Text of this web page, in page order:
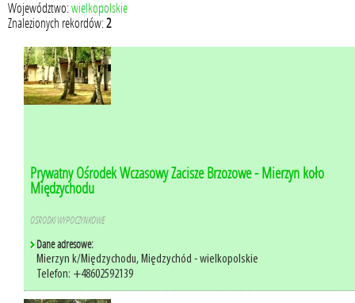
Województwo:wielkopolskie
Znalezionych rekordów:2
Prywatny Ośrodek Wczasowy Zacisze Brzozowe - Mierzyn koło
Międzychodu
OŚRODKI WYPOCZYNKOWE
Dane adresowe:
Mierzyn k/Międzychodu, Międzychód - wielkopolskie
Telefon: +48602592139